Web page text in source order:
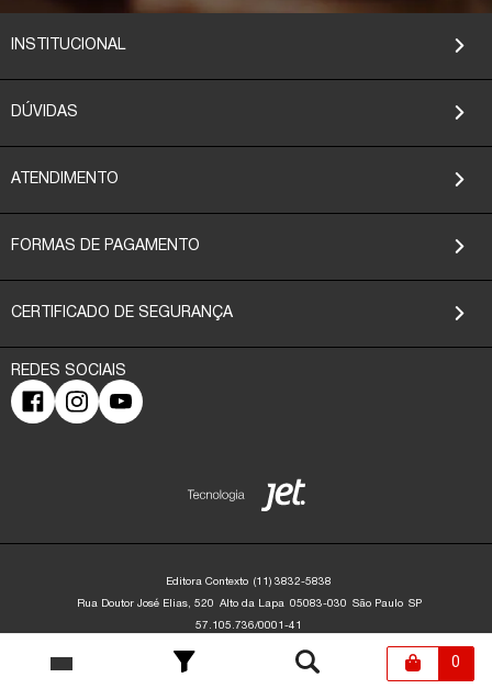
0
INSTITUCIONAL
DÚVIDAS
ATENDIMENTO
FORMAS DE PAGAMENTO
CERTIFICADO DE SEGURANÇA
Editora Contexto (11) 3832-5838
Rua Doutor José Elias, 520 Alto da Lapa 05083-030 São Paulo SP
57.105.736/0001-41
Lapa - São Paulo/SP - 05083-030 | contato@editoracontexto.com.br | +55 11